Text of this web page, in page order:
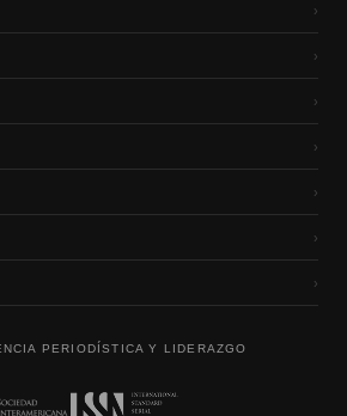
›
›
›
›
›
›
›
PERIODÍSTICA Y LIDERAZGO